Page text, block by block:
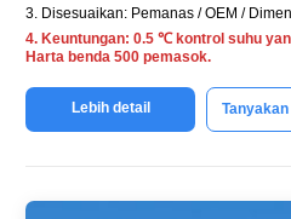
3. Disesuaikan: Pemanas / OEM /
4. Keuntungan: 0.5 ℃ kontrol suhu
Harta benda 500 pemasok.
Lebih detail